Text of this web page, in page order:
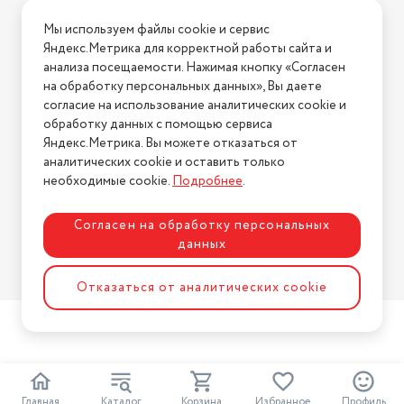
Тип внутреннего блока
настенный
UV-лампа ( антибактериальная) нет
Цвет товара
белый
Работает с Алисой
нет
Дополнительная информация
самодиагностика, теплый пуск,
непрерывное движение
заслонок, авторестарт
Количество скоростей
Тип фильтра
грубой очистки
Условия возврата
Нашли ошибку на сайте? Напишите нам
2026 © Интернет-магазин "АстМаркет". У нас есть всё!
Политика конфиденциальности
Разработка сайтаASTDESIGN
Мы используем файлы cookie и сервис
Яндекс.Метрика для корректной работы сайта и
анализа посещаемости. Нажимая кнопку «Согласен
на обработку персональных данных», Вы даете
согласие на использование аналитических cookie и
обработку данных с помощью сервиса
Яндекс.Метрика. Вы можете отказаться от
аналитических cookie и оставить только
необходимые cookie.Подробнее.
Согласен на обработку персональных
данных
Отказаться от аналитических cookie